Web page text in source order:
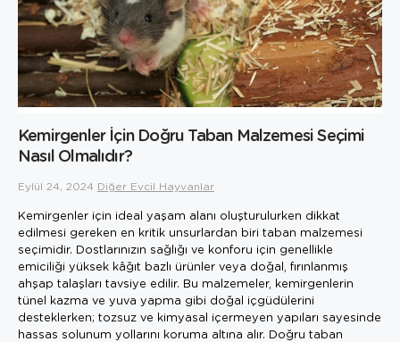
Kemirgenler İçin Doğru Taban Malzemesi Seçimi
Nasıl Olmalıdır?
Eylül 24, 2024 Diğer Evcil Hayvanlar
Kemirgenler için ideal yaşam alanı oluşturulurken dikkat
edilmesi gereken en kritik unsurlardan biri taban malzemesi
seçimidir. Dostlarınızın sağlığı ve konforu için genellikle
emiciliği yüksek kâğıt bazlı ürünler veya doğal, fırınlanmış
ahşap talaşları tavsiye edilir. Bu malzemeler, kemirgenlerin
tünel kazma ve yuva yapma gibi doğal içgüdülerini
desteklerken; tozsuz ve kimyasal içermeyen yapıları sayesinde
hassas solunum yollarını koruma altına alır. Doğru taban